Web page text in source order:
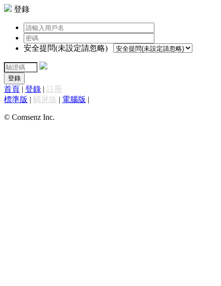
登錄
安全提問(未設定請忽略)
登錄
首頁 | 登錄 | 註冊
標準版 | 觸屏版 | 電腦版 |
© Comsenz Inc.